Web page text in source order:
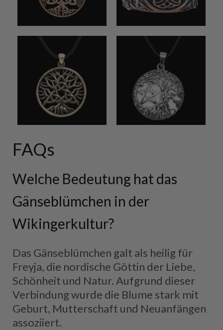
FAQs
Welche Bedeutung hat das
Gänseblümchen in der
Wikingerkultur?
Das Gänseblümchen galt als heilig für
Freyja, die nordische Göttin der Liebe,
Schönheit und Natur. Aufgrund dieser
Verbindung wurde die Blume stark mit
Geburt, Mutterschaft und Neuanfängen
assoziiert.